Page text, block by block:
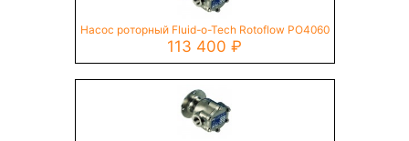
Насос роторный Fluid-o-Tech Rotoflow PO4060
113 400 ₽